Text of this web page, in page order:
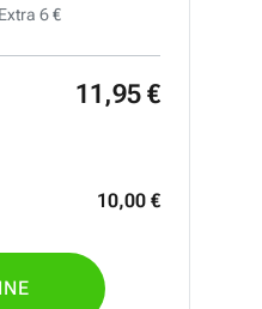
6 €
11 ,95 €
10,00 €